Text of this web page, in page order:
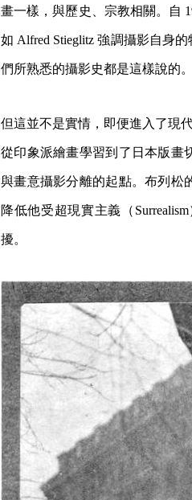
畫一樣，與歷史、宗教相關。自
如 Alfred Stieglitz 強調攝影自身
們所熟悉的攝影史都是這樣說的。
但這並不是實情，即便進入了現
從印象派繪畫學習到了日本版畫
與畫意攝影分離的起點。布列松
降低他受超現實主義（
擾。